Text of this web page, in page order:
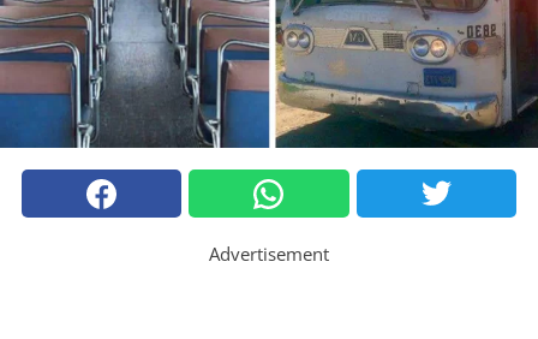
Advertisement